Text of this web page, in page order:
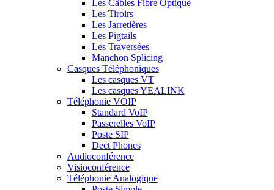
Les Câbles Fibre Optique
Les Tiroirs
Les Jarretières
Les Pigtails
Les Traversées
Manchon Splicing
Casques Téléphoniques
Les casques VT
Les casques YEALINK
Téléphonie VOIP
Standard VoIP
Passerelles VoIP
Poste SIP
Dect Phones
Audioconférence
Visioconférence
Téléphonie Analogique